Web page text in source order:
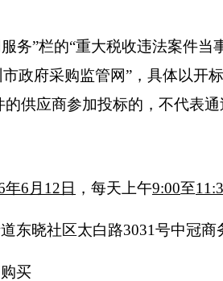
务”栏的“重大税收违法案件
政府采购监管网”，具体以
供应商参加投标的，不代表通
年6月12日 ，每天上午9:00至
东晓社区太白路3031号中冠商
买